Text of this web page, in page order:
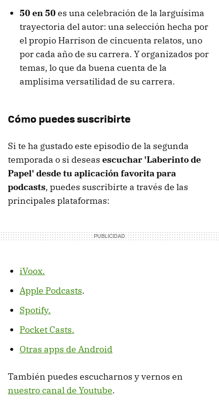
50 en 50es una celebración de la larguísima
trayectoria del autor: una selección hecha por
el propio Harrison de cincuenta relatos, uno
por cada año de su carrera. Y organizados por
temas, lo que da buena cuenta de la
amplísima versatilidad de su carrera.
Cómo puedes suscribirte
Si te ha gustado este episodio de la segunda
temporada o si deseas escuchar 'Laberinto de
Papel' desde tu aplicación favorita para
podcasts, puedes suscribirte a través de las
principales plataformas:
iVoox.
Apple Podcasts.
Spotify.
Pocket Casts.
Otras apps de Android
También puedes escucharnos y vernos en
nuestro canal de Youtube.